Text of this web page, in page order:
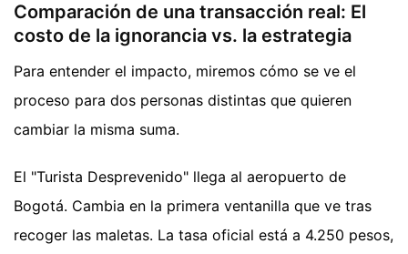
Comparación de una transacción real: El
costo de la ignorancia vs. la estrategia
Para entender el impacto, miremos cómo se ve el
proceso para dos personas distintas que quieren
cambiar la misma suma.
El "Turista Desprevenido" llega al aeropuerto de
Bogotá. Cambia en la primera ventanilla que ve tras
recoger las maletas. La tasa oficial está a 4.250 pesos,